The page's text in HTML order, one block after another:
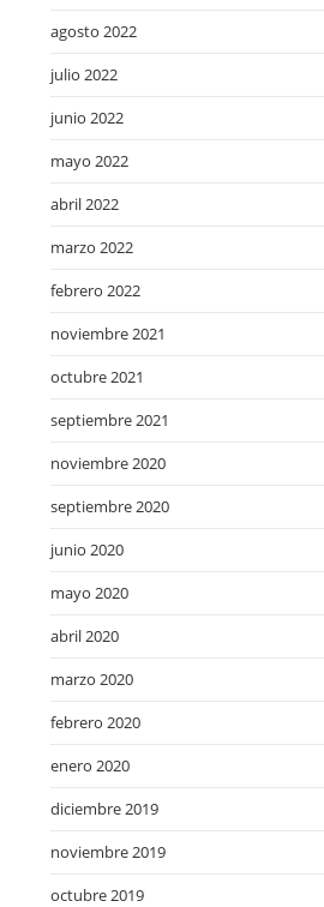
agosto 2022
julio 2022
junio 2022
mayo 2022
abril 2022
marzo 2022
febrero 2022
noviembre 2021
octubre 2021
septiembre 2021
noviembre 2020
septiembre 2020
junio 2020
mayo 2020
abril 2020
marzo 2020
febrero 2020
enero 2020
diciembre 2019
noviembre 2019
octubre 2019